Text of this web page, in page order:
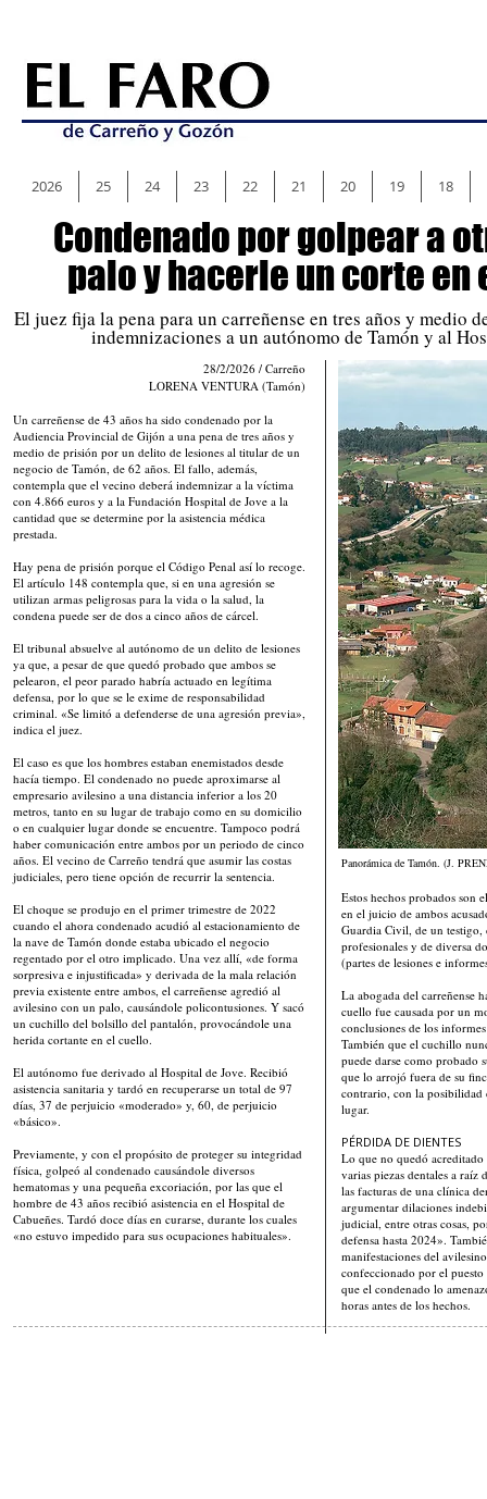
Condenado por golpear a
palo y hacerle un corte en
El juez fija la pena para un carreñense en tres años y medio
indemnizaciones a un autónomo de Tamón y al
28/2/2026 / Carreño
LORENA VENTURA (Tamón)
Un carreñense de 43 años ha sido condenado por la
Audiencia Provincial de Gijón a una pena de tres años y
medio de prisión por un delito de lesiones al titular de un
negocio de Tamón, de 62 años. El fallo, además,
contempla que el vecino deberá indemnizar a la víctima
con 4.866 euros y a la Fundación Hospital de Jove a la
cantidad que se determine por la asistencia médica
prestada.
Hay pena de prisión porque el Código Penal así lo recoge.
El artículo 148 contempla que, si en una agresión se
utilizan armas peligrosas para la vida o la salud, la
condena puede ser de dos a cinco años de cárcel.
El tribunal absuelve al autónomo de un delito de lesiones
ya que, a pesar de que quedó probado que ambos se
pelearon, el peor parado habría actuado en legítima
defensa, por lo que se le exime de responsabilidad
criminal. «Se limitó a defenderse de una agresión previa»,
indica el juez.
El caso es que los hombres estaban enemistados desde
hacía tiempo. El condenado no puede aproximarse al
empresario avilesino a una distancia inferior a los 20
metros, tanto en su lugar de trabajo como en su domicilio
o en cualquier lugar donde se encuentre. Tampoco podrá
haber comunicación entre ambos por un periodo de cinco
años. El vecino de Carreño tendrá que asumir las costas
judiciales, pero tiene opción de recurrir la sentencia.
El choque se produjo en el primer trimestre de 2022
cuando el ahora condenado acudió al estacionamiento de
la nave de Tamón donde estaba ubicado el negocio
regentado por el otro implicado. Una vez allí, «de forma
sorpresiva e injustificada» y derivada de la mala relación
previa existente entre ambos, el carreñense agredió al
avilesino con un palo, causándole policontusiones. Y sacó
un cuchillo del bolsillo del pantalón, provocándole una
herida cortante en el cuello.
El autónomo fue derivado al Hospital de Jove. Recibió
asistencia sanitaria y tardó en recuperarse un total de 97
días, 37 de perjuicio «moderado» y, 60, de perjuicio
«básico».
Previamente, y con el propósito de proteger su integridad
física, golpeó al condenado causándole diversos
hematomas y una pequeña excoriación, por las que el
hombre de 43 años recibió asistencia en el Hospital de
Cabueñes. Tardó doce días en curarse, durante los cuales
«no estuvo impedido para sus ocupaciones habituales».
Panorámica de Tamón. (J.
Estos hechos probados son
en el juicio de ambos
Guardia Civil, de un testigo,
profesionales y de diversa
(partes de lesiones e
La abogada del carreñense
cuello fue causada por un
conclusiones de los
También que el cuchillo
puede darse como probado
que lo arrojó fuera de su
contrario, con la posibilidad
lugar.
PÉRDIDA DE DIENTES
Lo que no quedó
varias piezas dentales a raíz
las facturas de una clínica
argumentar dilaciones
judicial, entre otras cosas,
defensa hasta 2024».
manifestaciones del
confeccionado por el
que el condenado lo
horas antes de los hechos.
2026 25 24 23 22 21 20 19 18